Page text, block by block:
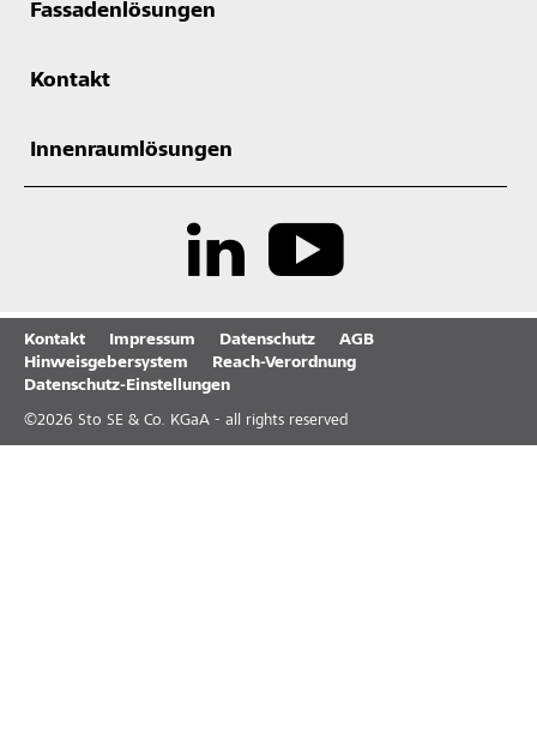
Fassadenlösungen
Kontakt
Innenraumlösungen
Kontakt Impressum Datenschutz
AGB
Hinweisgebersystem
Reach-Verordnung
Datenschutz-Einstellungen
©2026 Sto SE & Co. KGaA - all rights reserved